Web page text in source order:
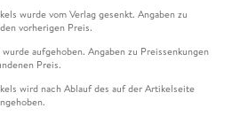
wurde vom Verlag gesenkt. Angaben zu
vorherigen Preis.
aufgehoben. Angaben zu Preissenkungen
Preis.
wird nach Ablauf des auf der Artikelseite